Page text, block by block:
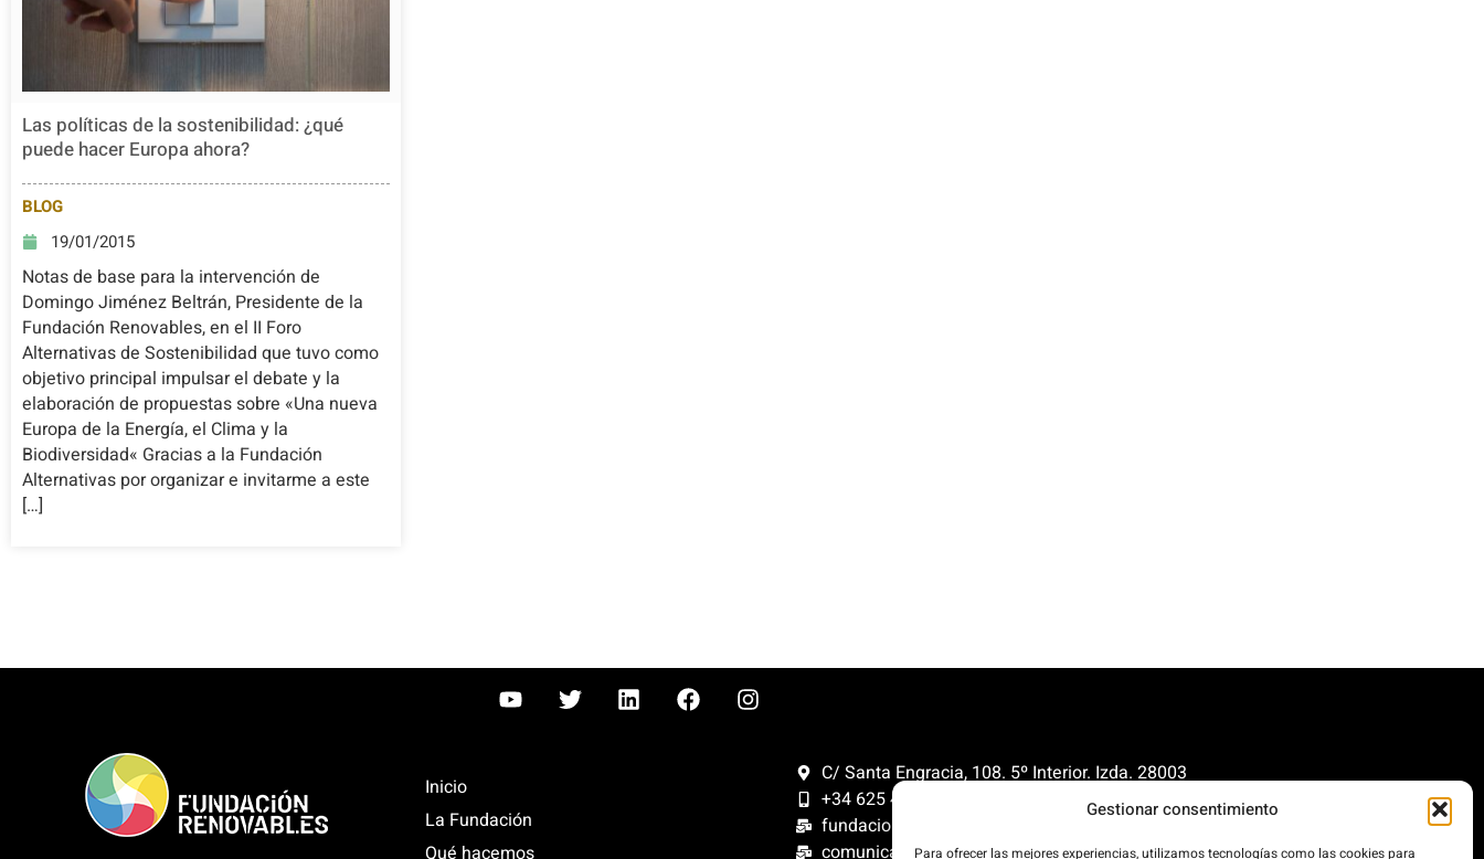
Gestionar consentimiento
Para ofrecer las mejores experiencias, utilizamos tecnologías como las cookies para
Las políticas de la sostenibilidad: ¿qué
puede hacer Europa ahora?
BLOG
19/01/2015
Notas de base para la intervención de
Domingo Jiménez Beltrán, Presidente de la
Fundación Renovables, en el II Foro
Alternativas de Sostenibilidad que tuvo como
objetivo principal impulsar el debate y la
elaboración de propuestas sobre «Una nueva
Europa de la Energía, el Clima y la
Biodiversidad« Gracias a la Fundación
Alternativas por organizar e invitarme a este
[…]
Inicio
La Fundación
Qué hacemos
C/ Santa Engracia, 108. 5º Interior. Izda. 28003
+34 625 47 42 11
fundacion@fundacionrenovables.org
comunicacion@fundacionrenovables.org